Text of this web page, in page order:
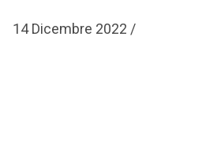
14 Dicembre 2022 /